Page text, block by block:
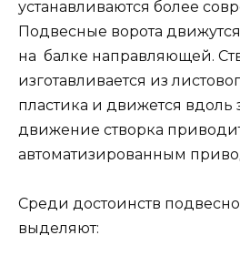
устанавливаются более
Подвесные ворота
на балке направляющей.
изготавливается из
пластика и движется вдоль
движение створка
автоматизированным
Среди достоинств
выделяют: